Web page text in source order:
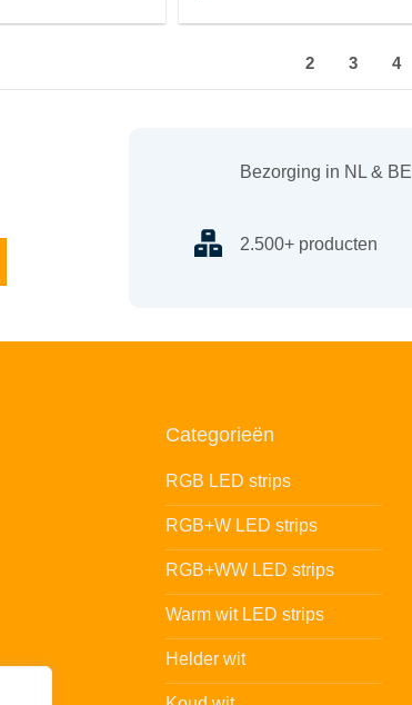
2 3 4
Bezorging in NL & BE
2.500+ producten
Categorieën
RGB LED strips
RGB+W LED strips
RGB+WW LED strips
Warm wit LED strips
Helder wit